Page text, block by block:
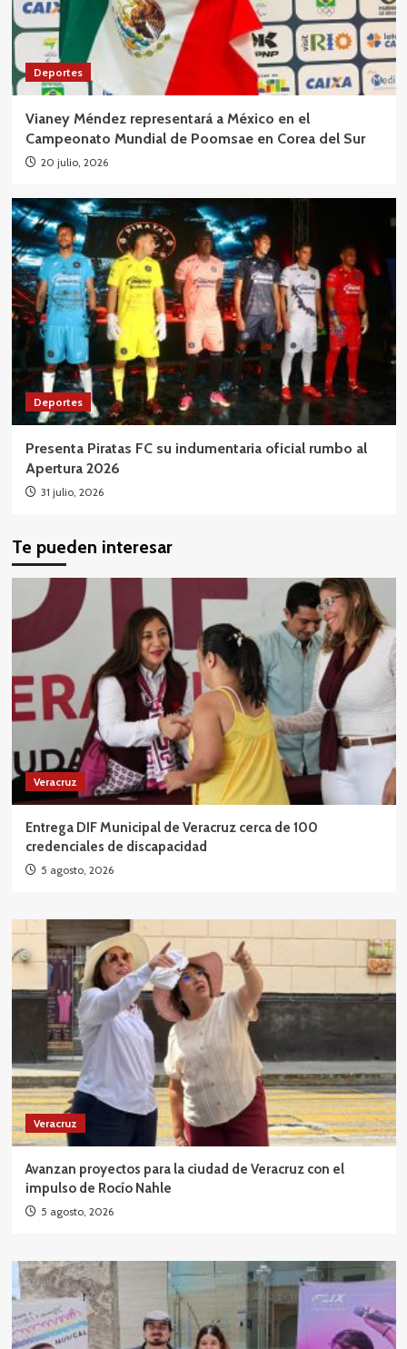
Deportes
Vianey Méndez representará a México en el
Campeonato Mundial de Poomsae en Corea del Sur
20 julio, 2026
Deportes
Presenta Piratas FC su indumentaria oficial rumbo al
Apertura 2026
31 julio, 2026
Te pueden interesar
Veracruz
Entrega DIF Municipal de Veracruz cerca de 100
credenciales de discapacidad
5 agosto, 2026
Veracruz
Avanzan proyectos para la ciudad de Veracruz con el
impulso de Rocío Nahle
5 agosto, 2026